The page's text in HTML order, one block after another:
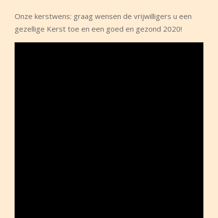
Onze kerstwens: graag wensen de vrijwilligers u een
gezellige Kerst toe en een goed en gezond 2020!